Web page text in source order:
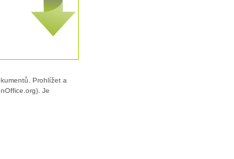
Prohlížet a
Je